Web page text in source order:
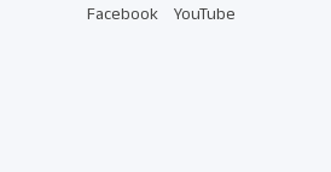
Facebook YouTube